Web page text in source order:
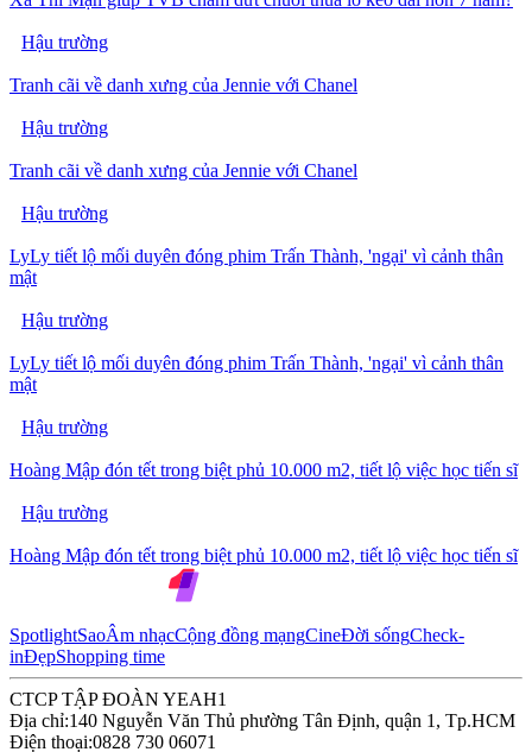
Hậu trường
Tranh cãi về danh xưng của Jennie với Chanel
Hậu trường
Tranh cãi về danh xưng của Jennie với Chanel
Hậu trường
LyLy tiết lộ mối duyên đóng phim Trấn Thành, 'ngại' vì cảnh thân
mật
Hậu trường
LyLy tiết lộ mối duyên đóng phim Trấn Thành, 'ngại' vì cảnh thân
mật
Hậu trường
Hoàng Mập đón tết trong biệt phủ 10.000 m2, tiết lộ việc học tiến sĩ
Hậu trường
Hoàng Mập đón tết trong biệt phủ 10.000 m2, tiết lộ việc học tiến sĩ
SpotlightSaoÂm nhạcCộng đồng mạngCineĐời sốngCheck-
inĐẹpShopping time
CTCP TẬP ĐOÀN YEAH1
Địa chỉ:140 Nguyễn Văn Thủ phường Tân Định, quận 1, Tp.HCM
Điện thoại:0828 730 06071